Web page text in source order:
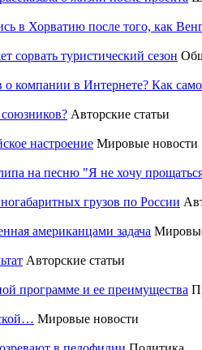
в Хорватию после того, как
сорвать туристический сезон
компании в Интернете? Как
союзников? Авторские статьи
настроение Мировые новости
на песню "Я не хочу
грузов по России
американцами задача
Авторские статьи
программе и ее преимущества
Мировые новости